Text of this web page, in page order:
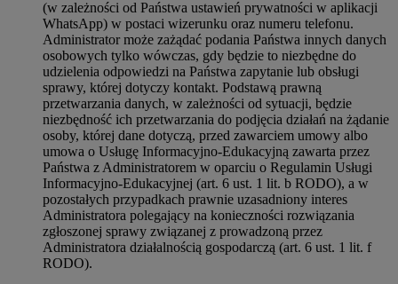
(w zależności od Państwa ustawień prywatności w aplikacji
WhatsApp) w postaci wizerunku oraz numeru telefonu.
Administrator może zażądać podania Państwa innych danych
osobowych tylko wówczas, gdy będzie to niezbędne do
udzielenia odpowiedzi na Państwa zapytanie lub obsługi
sprawy, której dotyczy kontakt. Podstawą prawną
przetwarzania danych, w zależności od sytuacji, będzie
niezbędność ich przetwarzania do podjęcia działań na żądanie
osoby, której dane dotyczą, przed zawarciem umowy albo
umowa o Usługę Informacyjno-Edukacyjną zawarta przez
Państwa z Administratorem w oparciu o Regulamin Usługi
Informacyjno-Edukacyjnej (art. 6 ust. 1 lit. b RODO), a w
pozostałych przypadkach prawnie uzasadniony interes
Administratora polegający na konieczności rozwiązania
zgłoszonej sprawy związanej z prowadzoną przez
Administratora działalnością gospodarczą (art. 6 ust. 1 lit. f
RODO).